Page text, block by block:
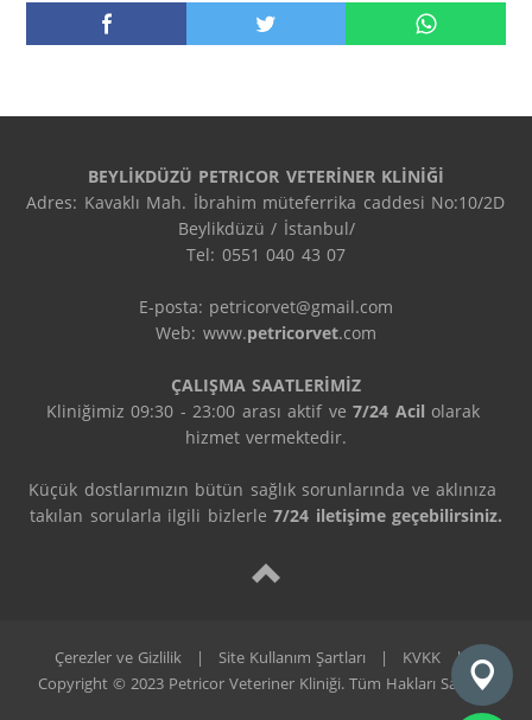
BEYLİKDÜZÜ PETRICOR VETERİNER KLİNİĞİ
Adres: Kavaklı Mah. İbrahim müteferrika caddesi No:10/2D
Beylikdüzü / İstanbul/
Tel: 0551 040 43 07
E-posta: petricorvet@gmail.com
Web: www.petricorvet.com
ÇALIŞMA SAATLERİMİZ
Kliniğimiz 09:30 - 23:00 arası aktif ve 7/24 Acil olarak
hizmet vermektedir.
Küçük dostlarımızın bütün sağlık sorunlarında ve aklınıza
takılan sorularla ilgili bizlerle 7/24 iletişime geçebilirsiniz.
Çerezler ve Gizlilik | Site Kullanım Şartları | KVKK
|
Copyright © 2023 Petricor Veteriner Kliniği. Tüm Hakları Saklıdır.